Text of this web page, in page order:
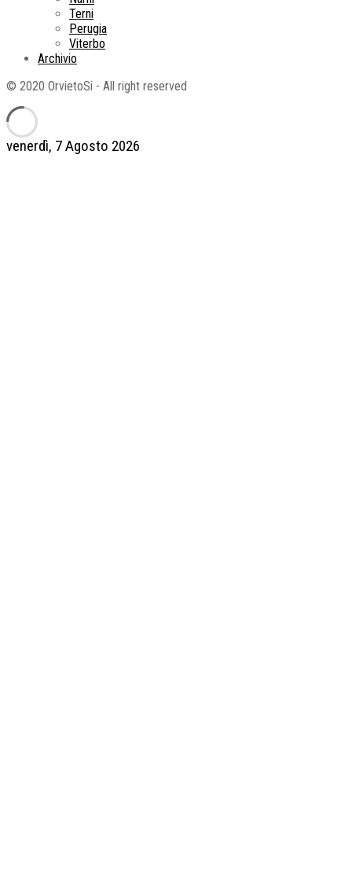
venerdì, 7 Agosto 2026
Terni
Perugia
Viterbo
Archivio
© 2020 OrvietoSi - All right reserved